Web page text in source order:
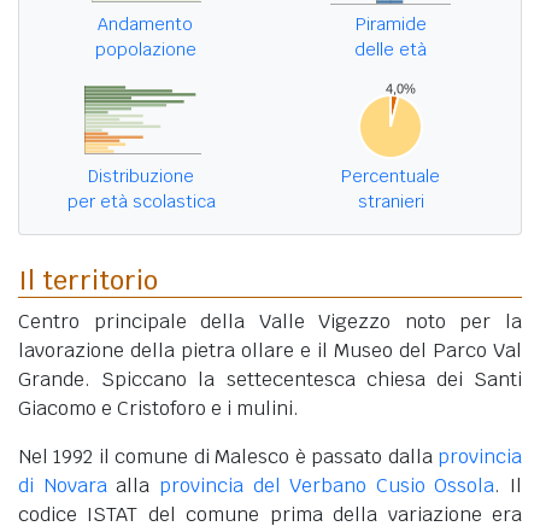
Andamento
popolazione
Piramide
delle età
Distribuzione
per età scolastica
Percentuale
stranieri
Il territorio
Centro principale della Valle Vigezzo noto per la
lavorazione della pietra ollare e il Museo del Parco Val
Grande. Spiccano la settecentesca chiesa dei Santi
Giacomo e Cristoforo e i mulini.
Nel 1992 il comune di Malesco è passato dalla provincia
di Novaraalla provincia del Verbano Cusio Ossola. Il
codice ISTAT del comune prima della variazione era